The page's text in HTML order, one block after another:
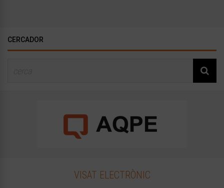
CERCADOR
VISAT ELECTRÒNIC